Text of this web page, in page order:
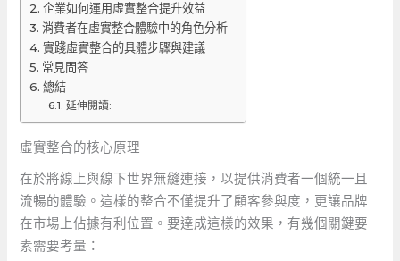
企業如何運用虛實整合提升效益
消費者在虛實整合體驗中的角色分析
實踐虛實整合的具體步驟與建議
常見問答
總結
延伸閱讀:
虛實整合的核心原理
在於將線上與線下世界無縫連接，以提供消費者一個統一且
流暢的體驗。這樣的整合不僅提升了顧客參與度，更讓品牌
在市場上佔據有利位置。要達成這樣的效果，有幾個關鍵要
素需要考量：